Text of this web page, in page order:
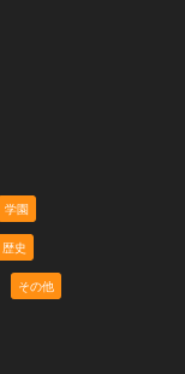
学園
歴史
その他